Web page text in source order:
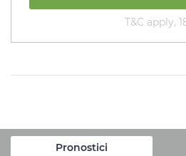
T&C apply,
Pronostici